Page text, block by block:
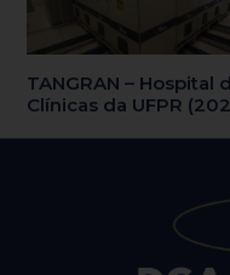
TANGRAN – Hospital
Clínicas da UFPR